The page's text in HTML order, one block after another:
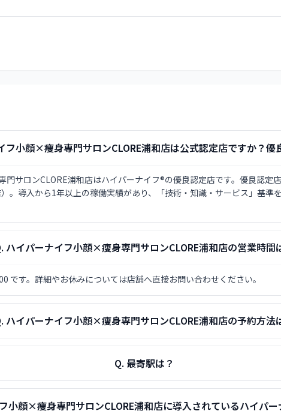
フ小顔×痩身専門サロンCLORE浦和店は公式認定店ですか？優
サロンCLORE浦和店はハイパーナイフ®の優良認定店です。優良認定
。導入から1年以上の稼働実績があり、「技術・知識・サービス」基準
ハイパーナイフ小顔×痩身専門サロンCLORE浦和店の営業時間
です。詳細やお休みについては店舗へ直接お問い合わせください。
ハイパーナイフ小顔×痩身専門サロンCLORE浦和店の予約方法
Q. 最寄駅は？
小顔×痩身専門サロンCLORE浦和店に導入されているハイパー